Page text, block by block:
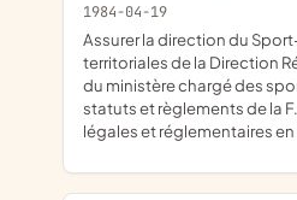
1984-04-19
Assurer la direction du Sport-Boules, dans les limites
territoriales de la Direction
du ministère chargé des
statuts et règlements de la
légales et réglementaires